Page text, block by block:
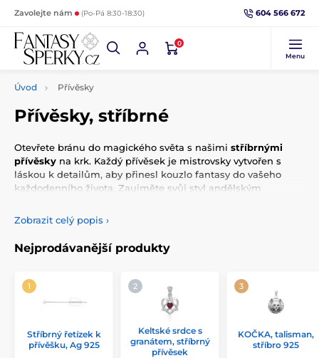
Zavolejte nám (Po-Pá 8:30-18:30) 604 566 672
0
Menu
Úvod Přívěsky
Přívěsky, stříbrné
Otevřete bránu do magického světa s našimi stříbrnými
přívěsky na krk. Každý přívěsek je mistrovsky vytvořen s
láskou k detailům, aby přinesl kouzlo fantasy do vašeho
každodenního života. Zaujměte svůj styl andělským
spojení s přírodou prostřednictvím přívěsku
symbolizujícího sílu, růst a propojení se vším živým. Noste
své sny a příběhy na krku s našimi unikátními stříbrnými
šperky inspirovanými světem fantasy.
Zobrazit celý popis ›
Nejprodávanější produkty
Stříbrný řetízek k
přívěšku, Ag 925
Keltské srdce s
granátem, stříbrný
přívěsek
KOČKA, talisman,
stříbro 925